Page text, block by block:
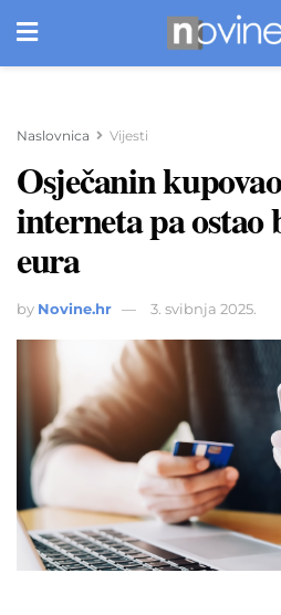
Naslovnica Vijesti
Osječanin
interneta pa ostao
eura
by Novine.hr 3. svibnja 2025.